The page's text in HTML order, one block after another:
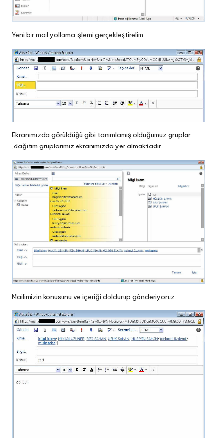
Yeni bir mail yollama işlemi gerçekleştirelim.
Ekranımızda görüldüğü gibi tanımlamış olduğumuz gruplar
,dağıtım gruplarımız ekranımızda yer almaktadır.
Mailimizin konusunu ve içeriği doldurup gönderiyoruz.